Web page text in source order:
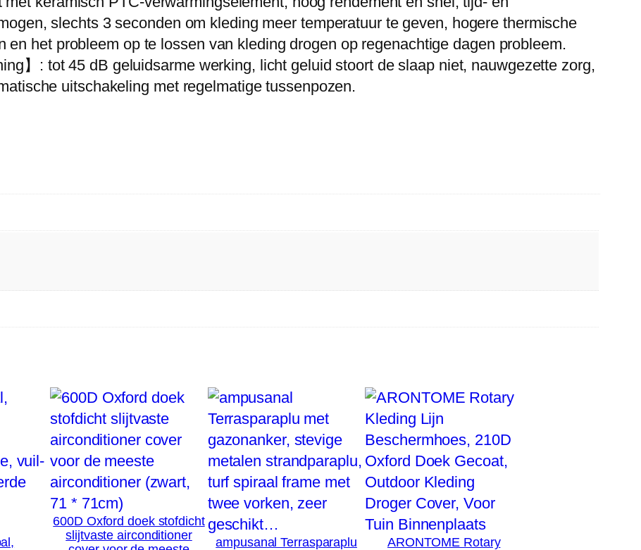
e
D
r
y
V
r
m
e
t
…
h
o
e
slechts 3 seconden om kleding meer temperatuur te geven, hogere thermische
en het probleem op te lossen van kleding drogen op regenachtige dagen probleem.
】: tot 45 dB geluidsarme werking, licht geluid stoort de slaap niet, nauwgezette zorg,
uitschakeling met regelmatige tussenpozen.
600D Oxford doek stofdicht
slijtvaste airconditioner
ampusanal Terrasparaplu
ARONTOME Rotary